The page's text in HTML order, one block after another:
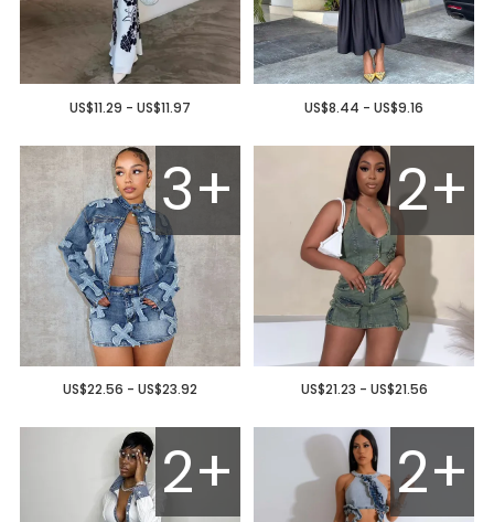
US$8.44 - US$9.16
US$11.29 - US$11.97
2+
US$21.23 - US$21.56
3+
US$22.56 - US$23.92
2+
2+